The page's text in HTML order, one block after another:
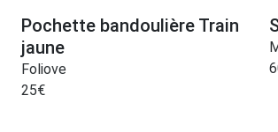
Pochette bandoulière Train
jaune
Foliove
25€